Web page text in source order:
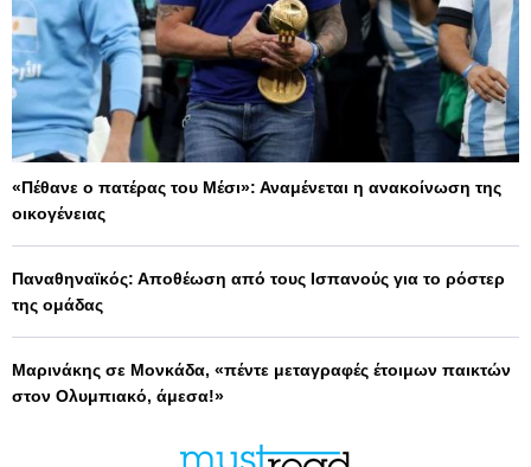
«Πέθανε ο πατέρας του Μέσι»: Αναμένεται η ανακοίνωση της
οικογένειας
Παναθηναϊκός: Αποθέωση από τους Ισπανούς για το ρόστερ
της ομάδας
Μαρινάκης σε Μονκάδα, «πέντε μεταγραφές έτοιμων παικτών
στον Ολυμπιακό, άμεσα!»